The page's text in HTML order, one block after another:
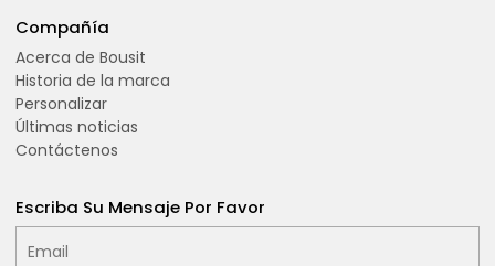
Compañía
Acerca de Bousit
Historia de la marca
Personalizar
Últimas noticias
Contáctenos
Escriba Su Mensaje Por Favor